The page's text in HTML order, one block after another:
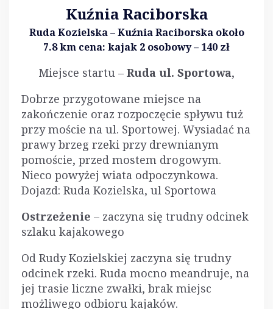
Kuźnia Raciborska
Ruda Kozielska – Kuźnia Raciborska około
7.8 km cena: kajak 2 osobowy – 140 zł
Miejsce startu – Ruda ul. Sportowa,
Dobrze przygotowane miejsce na
zakończenie oraz rozpoczęcie spływu tuż
przy moście na ul. Sportowej. Wysiadać na
prawy brzeg rzeki przy drewnianym
pomoście, przed mostem drogowym.
Nieco powyżej wiata odpoczynkowa.
Dojazd: Ruda Kozielska, ul Sportowa
Ostrzeżenie – zaczyna się trudny odcinek
szlaku kajakowego
Od Rudy Kozielskiej zaczyna się trudny
odcinek rzeki. Ruda mocno meandruje, na
jej trasie liczne zwałki, brak miejsc
możliwego odbioru kajaków.